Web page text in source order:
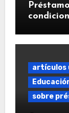
artículos
sobre